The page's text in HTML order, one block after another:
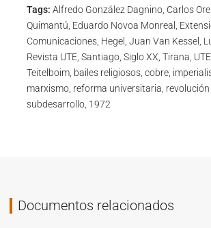
Tags: Alfredo González Dagnino, Carlos
Quimantú, Eduardo Novoa Monreal,
Comunicaciones, Hegel, Juan Van Kessel,
Revista UTE, Santiago, Siglo XX, Tirana,
Teitelboim, bailes religiosos, cobre,
marxismo, reforma universitaria,
subdesarrollo, 1972
Documentos relacionados